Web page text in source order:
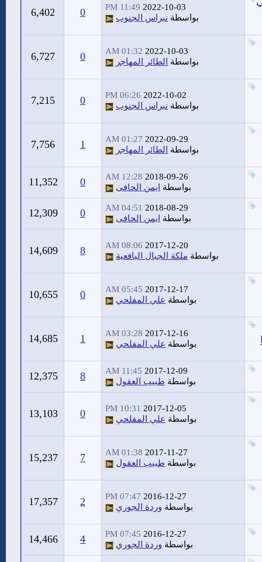
2022-10-03
11:49 PM
بواسطة نبراس الجنوب 0
6,402
2022-10-03
01:32 AM
بواسطة
الطائر المهاجر 0
6,727
2022-10-02
06:26 PM
بواسطة نبراس الجنوب 0
7,215
2022-09-29
01:27 AM
بواسطة
الطائر المهاجر 1
7,756
2018-09-26
12:28 AM
بواسطة
ايمن الحافى 0
11,352
2018-08-29
04:51 AM
بواسطة
ايمن الحافى 0
12,309
2017-12-20
08:06 AM
بواسطة ملكة الجبال اليافعية 8
14,609
2017-12-17
05:45 AM
بواسطة علي المفلحي 0
10,655
2017-12-16
03:28 AM
بواسطة علي المفلحي 1
14,685
2017-12-09
11:45 AM
بواسطة طبيب العقول 8
12,375
2017-12-05
10:31 PM
بواسطة علي المفلحي 0
13,103
2017-11-27
01:38 AM
بواسطة طبيب العقول 7
15,237
2016-12-27
07:47 PM
بواسطة وردة الجوري 2
17,357
2016-12-27
07:45 PM
بواسطة وردة الجوري 4
14,466